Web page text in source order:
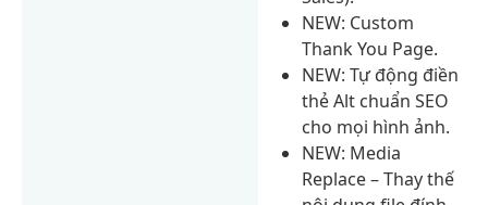
NEW: Custom
Thank You Page.
NEW: Tự động điền
thẻ Alt chuẩn SEO
cho mọi hình ảnh.
NEW: Media
Replace – Thay thế